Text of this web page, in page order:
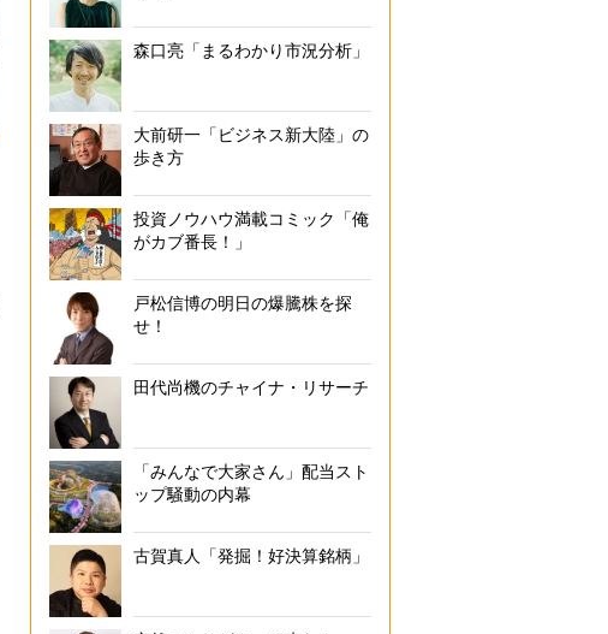
森口亮「まるわかり市況分析」
大前研一「ビジネス新大陸」の
歩き方
投資ノウハウ満載コミック「俺
がカブ番長！」
戸松信博の明日の爆騰株を探
せ！
田代尚機のチャイナ・リサーチ
「みんなで大家さん」配当スト
ップ騒動の内幕
古賀真人「発掘！好決算銘柄」